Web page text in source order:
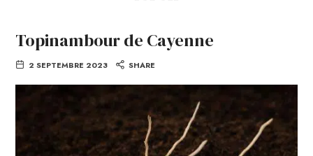
Topinambour de Cayenne
2 SEPTEMBRE 2023 SHARE